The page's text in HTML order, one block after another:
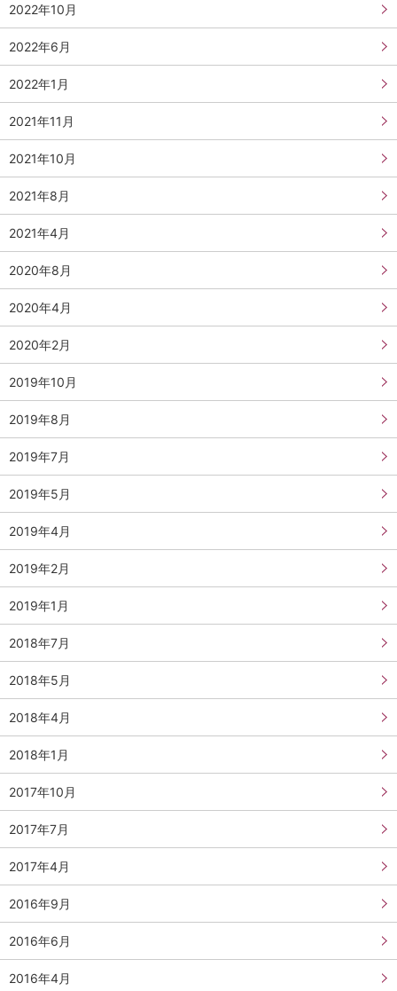
2022年10月
2022年6月
2022年1月
2021年11月
2021年10月
2021年8月
2021年4月
2020年8月
2020年4月
2020年2月
2019年10月
2019年8月
2019年7月
2019年5月
2019年4月
2019年2月
2019年1月
2018年7月
2018年5月
2018年4月
2018年1月
2017年10月
2017年7月
2017年4月
2016年9月
2016年6月
2016年4月